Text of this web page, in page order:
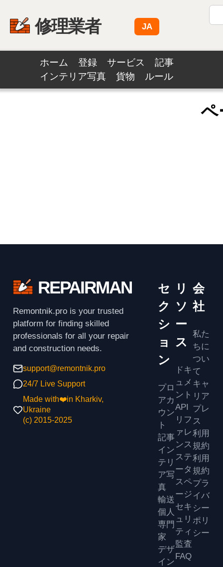
修理業者 JA
ホーム 登録 サービス
記事
インテリア写真
貨物 ルール
ペ
REPAIRMAN
Remontnik.pro is your trusted
platform for finding skilled
professionals for all your repair
and construction needs.
support@remontnik.pro
24/7 Live Support
Made with❤️in Kharkiv,
Ukraine
(с) 2015-2025
セ
ク
シ
ョ
ン
プロ
アカ
ウン
ト
記事
イン
テリ
ア写
真
輸送
個人
専門
家
デザ
イン
リ
ソ
ー
ス
ドキ
ュメ
ント
API
リフ
ァレ
ンス
ステ
ータ
スペ
ージ
セキ
ュリ
ティ
監査
FAQ
会
社
私た
ちに
つい
て
キャ
リア
プレ
ス
利用
規約
利用
規約
プラ
イバ
シー
ポリ
シー